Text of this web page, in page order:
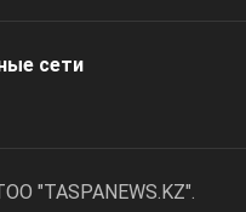
cети
"TASPANEWS.KZ".